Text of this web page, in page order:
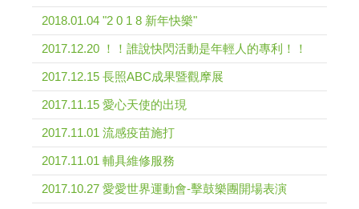
2018.01.04 "2 0 1 8 新年快樂"
2017.12.20 ！！誰說快閃活動是年輕人的專利！！
2017.12.15 長照ABC成果暨觀摩展
2017.11.15 愛心天使的出現
2017.11.01 流感疫苗施打
2017.11.01 輔具維修服務
2017.10.27 愛愛世界運動會-擊鼓樂團開場表演